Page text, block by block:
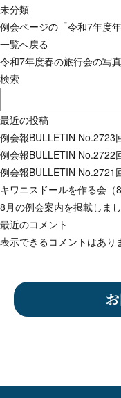
未分類
例会ページの「令和7年度
一覧へ戻る
令和7年度春の旅行会の写
検索
最近の投稿
例会報BULLETIN No.2723
例会報BULLETIN No.2722
例会報BULLETIN No.2721
キワニスドールを作る会
8月の例会案内を掲載しま
最近のコメント
表示できるコメントはあり